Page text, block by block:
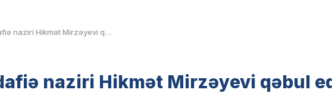
Türkiyənin Milli müdafiə naziri Hikmət Mirzəyevi qəbul edib
naziri Hikmət Mirzəyevi qəbul